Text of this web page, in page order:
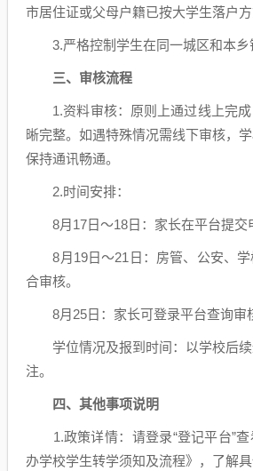
市居住证或父母户籍已按大学生落户方
3.严格控制学生在同一城区和本乡
三、审核流程
1.资料审核：原则上通过线上完成
晰完整。如遇特殊情况需线下审核，
保持通讯畅通。
2.时间安排：
8月17日～18日‌：家长在平台提交
8月19日～21日‌：房管、公安、学
合审核。
8月25日‌：家长可登录平台查询审
学位情况及报到时间‌：以学校后续
注。
四、其他事项说明
1‌.政策详情‌：请登录“登记平台”查
办学校学生转学须知及流程》，了解具